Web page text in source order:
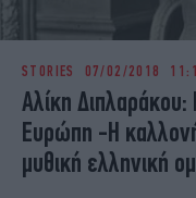
STORIES 07/02/2018
Αλίκη
Ευρώπη -Η
μυθική ελληνική